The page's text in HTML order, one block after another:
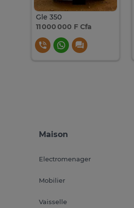
Gle 350
11 000 000 F Cfa
Maison
Electromenager
Mobilier
Vaisselle